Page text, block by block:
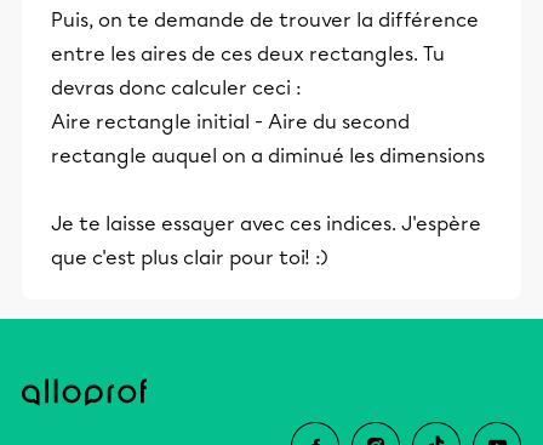
Puis, on te demande de trouver la différence
entre les aires de ces deux rectangles. Tu
devras donc calculer ceci :
Aire rectangle initial - Aire du second
rectangle auquel on a diminué les dimensions
Je te laisse essayer avec ces indices. J'espère
que c'est plus clair pour toi! :)